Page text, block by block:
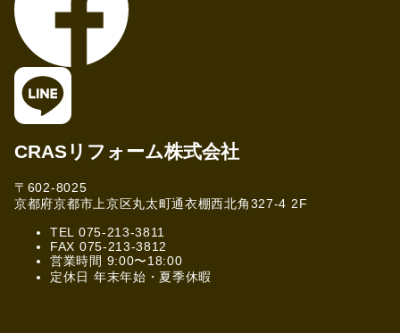
CRASリフォーム株式会社
〒602-8025
京都府京都市上京区丸太町通衣棚西北角327-4 2F
TEL 075-213-3811
FAX 075-213-3812
営業時間 9:00〜18:00
定休日 年末年始・夏季休暇